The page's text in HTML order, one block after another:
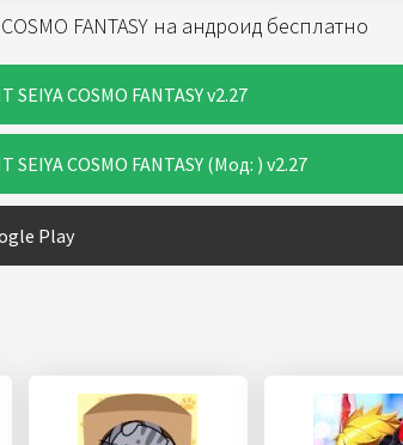
FANTASY на андроид бесплатно
SEIYA COSMO FANTASY v2.27
SEIYA COSMO FANTASY (Мод: ) v2.27
Play